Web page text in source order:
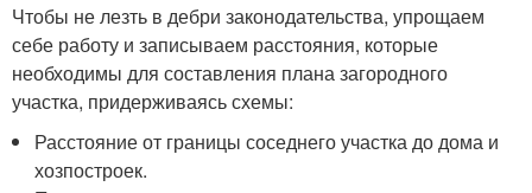
Чтобы не лезть в дебри законодательства, упрощаем
себе работу и записываем расстояния, которые
необходимы для составления плана загородного
участка, придерживаясь схемы:
Расстояние от границы соседнего участка до дома и
хозпостроек.